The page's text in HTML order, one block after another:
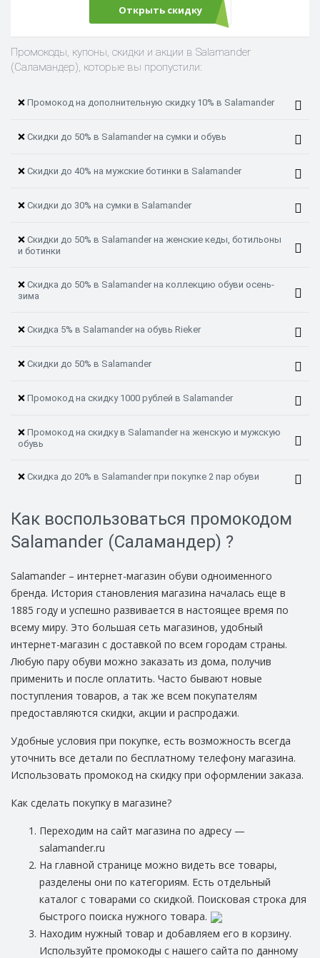
Открыть скидку
Промокоды, купоны, скидки и акции в Salamander
(Саламандер), которые вы пропустили:
❌ Промокод на дополнительную скидку 10% в Salamander
❌ Cкидки до 50% в Salamander на сумки и обувь
❌ Скидки до 40% на мужские ботинки в Salamander
❌ Скидки до 30% на сумки в Salamander
❌ Скидки до 50% в Salamander на женские кеды, ботильоны
и ботинки
❌ Скидка до 50% в Salamander на коллекцию обуви осень-
зима
❌ Скидка 5% в Salamander на обувь Rieker
❌ Скидки до 50% в Salamander
❌ Промокод на скидку 1000 рублей в Salamander
❌ Промокод на скидку в Salamander на женскую и мужскую
обувь
❌ Скидка до 20% в Salamander при покупке 2 пар обуви
Как воспользоваться промокодом
Salamander (Саламандер) ?
Salamander – интернет-магазин обуви одноименного
бренда. История становления магазина началась еще в
1885 году и успешно развивается в настоящее время по
всему миру. Это большая сеть магазинов, удобный
интернет-магазин с доставкой по всем городам страны.
Любую пару обуви можно заказать из дома, получив
применить и после оплатить. Часто бывают новые
поступления товаров, а так же всем покупателям
предоставляются скидки, акции и распродажи.
Удобные условия при покупке, есть возможность всегда
уточнить все детали по бесплатному телефону магазина.
Использовать промокод на скидку при оформлении заказа.
Как сделать покупку в магазине?
Переходим на сайт магазина по адресу —
salamander.ru
На главной странице можно видеть все товары,
разделены они по категориям. Есть отдельный
каталог с товарами со скидкой. Поисковая строка для
быстрого поиска нужного товара.
Находим нужный товар и добавляем его в корзину.
Используйте промокоды с нашего сайта по данному